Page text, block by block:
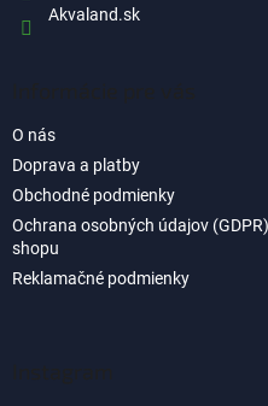
Akvaland.sk
O nás
Doprava a platby
Obchodné podmienky
Ochrana osobných údajov
shopu
Reklamačné podmienky